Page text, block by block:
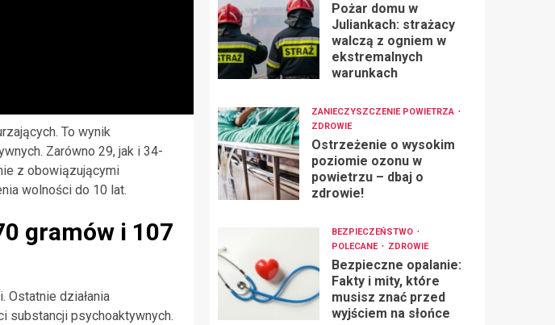
To wynik
Zarówno 29, jak i 34-
z obowiązującymi
wolności do 10 lat.
gramów i 107
działania
substancji psychoaktywnych.
Pożar domu w
Juliankach: strażacy
walczą z ogniem w
ekstremalnych
warunkach
ZANIECZYSZCZENIE POWIETRZA
ZDROWIE
Ostrzeżenie o wysokim
poziomie ozonu w
powietrzu – dbaj o
zdrowie!
BEZPIECZEŃSTWO
POLECANE
ZDROWIE
Bezpieczne opalanie:
Fakty i mity, które
musisz znać przed
wyjściem na słońce